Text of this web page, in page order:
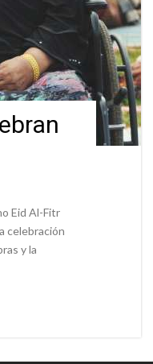
Eid Al-Fitr
celebración
y la